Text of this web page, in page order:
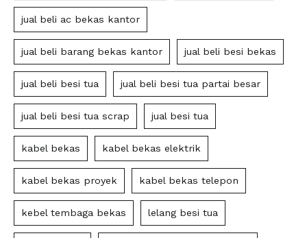
jual beli ac bekas kantor
jual beli barang bekas kantor jual beli besi bekas
jual beli besi tua jual beli besi tua partai besar
jual beli besi tua scrap jual besi tua
kabel bekas kabel bekas elektrik
kabel bekas proyek kabel bekas telepon
kebel tembaga bekas lelang besi tua